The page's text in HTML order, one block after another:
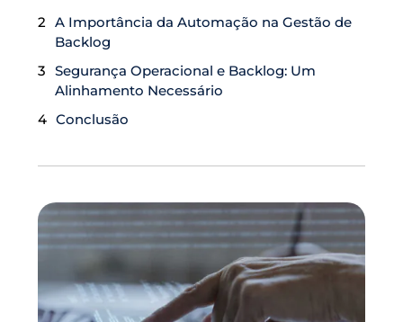
A Importância da Automação na Gestão de
Backlog
Segurança Operacional e Backlog: Um
Alinhamento Necessário
Conclusão